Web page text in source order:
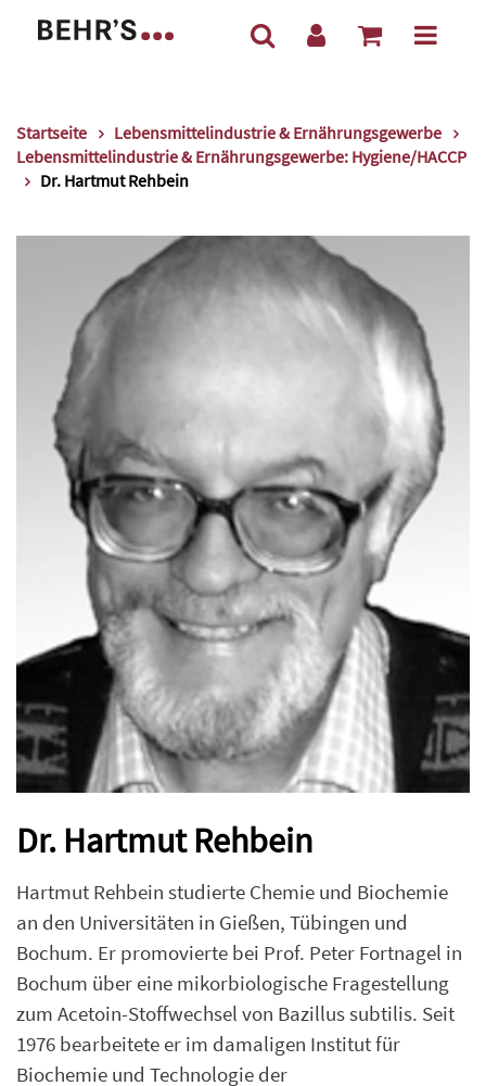
Startseite
Lebensmittelindustrie & Ernährungsgewerbe
Lebensmittelindustrie & Ernährungsgewerbe: Hygiene/HACCP
Dr. Hartmut Rehbein
Dr. Hartmut Rehbein
Hartmut Rehbein studierte Chemie und Biochemie
an den Universitäten in Gießen, Tübingen und
Bochum. Er promovierte bei Prof. Peter Fortnagel in
Bochum über eine mikorbiologische Fragestellung
zum Acetoin-Stoffwechsel von Bazillus subtilis. Seit
1976 bearbeitete er im damaligen Institut für
Biochemie und Technologie der